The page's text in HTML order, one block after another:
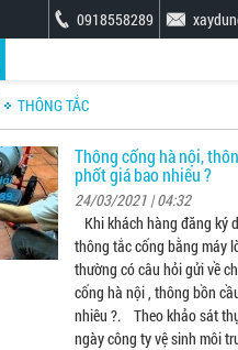
0918558289
THÔNG TẮC
Thông cống hà nội,
phốt giá bao nhiêu ?
24/03/2021 | 04:32
Khi khách hàng đăng ký
thông tắc cống bằng máy
thường có câu hỏi gửi về
cống hà nội , thông bồn
nhiêu ?. Theo khảo sát
ngày công ty vệ sinh môi